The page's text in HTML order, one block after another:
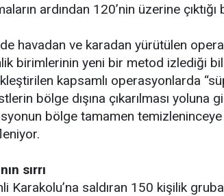
ardından 120’nin üzerine
havadan ve karadan yürütülen
birimlerinin yeni bir metod izlediği
kapsamlı operasyonlarda
bölge dışına çıkarılması yoluna
bölge tamamen
sırrı
Karakolu’na saldıran 150 kişilik